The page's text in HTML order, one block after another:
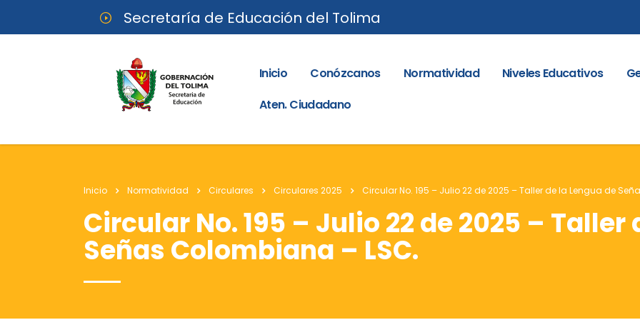
Secretaría de Educación del Tolima
Inicio Conózcanos Normatividad Niveles Educativos
Aten. Ciudadano
Inicio Normatividad Circulares Circulares 2025 Circular No. 195 – Julio 22 de 2025 – Taller de la Lengua de
Circular No. 195 – Julio 22 de 2025 – Taller
Señas Colombiana – LSC.